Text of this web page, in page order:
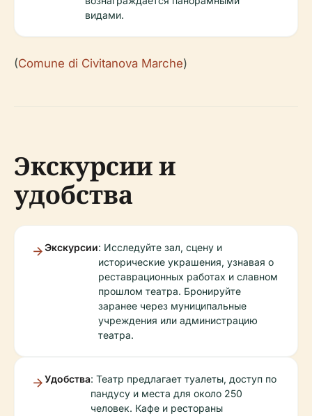
видами.
(Comune di Civitanova Marche)
Экскурсии и
удобства
Экскурсии: Исследуйте зал, сцену и
исторические украшения, узнавая о
реставрационных работах и славном
прошлом театра. Бронируйте
заранее через муниципальные
учреждения или администрацию
театра.
Удобства: Театр предлагает туалеты, доступ по
пандусу и места для около 250
человек. Кафе и рестораны